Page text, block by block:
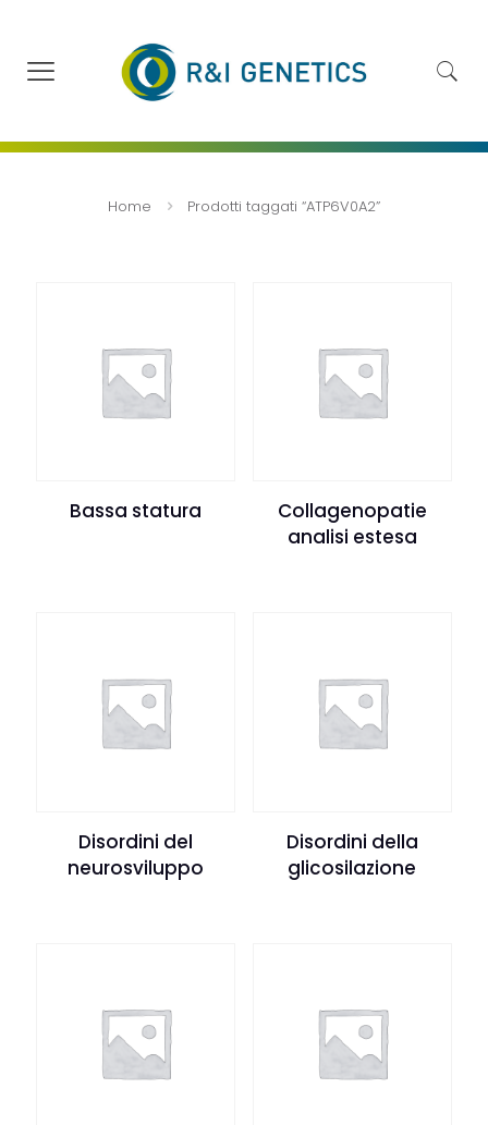
Home Prodotti taggati “ATP6V0A2”
Bassa statura
Collagenopatie
analisi estesa
Disordini del
neurosviluppo
Disordini della
glicosilazione